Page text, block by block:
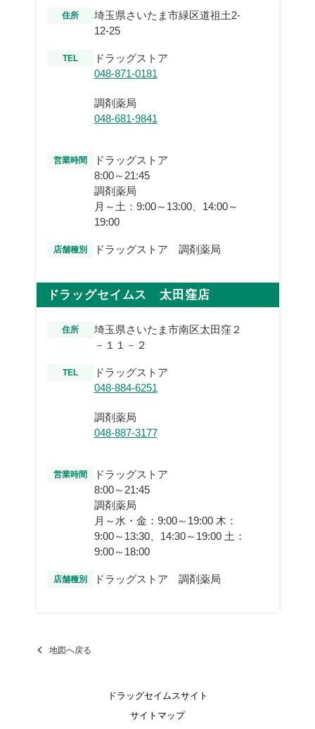
住所
埼玉県さいたま市緑区道祖土2-
12-25
TEL
ドラッグストア
048-871-0181
調剤薬局
048-681-9841
営業時間
ドラッグストア
8:00～21:45
調剤薬局
月～土：9:00～13:00、14:00～
19:00
店舗種別 ドラッグストア 調剤薬局
ドラッグセイムス 太田窪店
住所
埼玉県さいたま市南区太田窪２
－１１－２
TEL
ドラッグストア
048-884-6251
調剤薬局
048-887-3177
営業時間
ドラッグストア
8:00～21:45
調剤薬局
月～水・金：9:00～19:00 木：
9:00～13:30、14:30～19:00 土：
9:00～18:00
店舗種別 ドラッグストア 調剤薬局
地図へ戻る
ドラッグセイムスサイト
サイトマップ